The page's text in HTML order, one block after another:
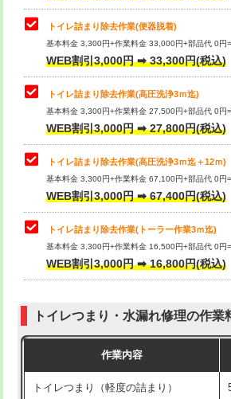
トイレ詰まり除去作業(便器脱着)
基本料金 3,300円+作業料金 33,000円+部品代 0円
WEB割引3,000円 ➡ 33,300円(税込)
トイレ詰まり除去作業(高圧洗浄3ｍ迄)
基本料金 3,300円+作業料金 27,500円+部品代 0円
WEB割引3,000円 ➡ 27,800円(税込)
トイレ詰まり除去作業(高圧洗浄3ｍ迄＋12ｍ)
基本料金 3,300円+作業料金 67,100円+部品代 0円
WEB割引3,000円 ➡ 67,400円(税込)
トイレ詰まり除去作業(トーラー作業3ｍ迄)
基本料金 3,300円+作業料金 16,500円+部品代 0円
WEB割引3,000円 ➡ 16,800円(税込)
トイレつまり・水漏れ修理の作業
作業内容
トイレつまり（軽度の詰まり）